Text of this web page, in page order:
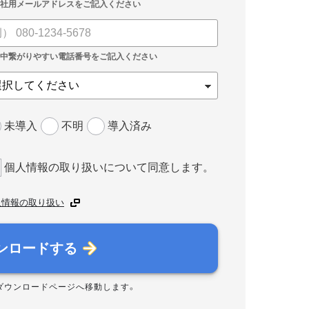
未導入 不明 導入済み
個人情報の取り扱いについて同意します。
報の取り扱い
ロードする
ウンロードページへ移動します。